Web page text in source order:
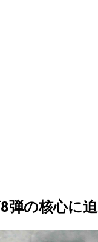
弾の核心に